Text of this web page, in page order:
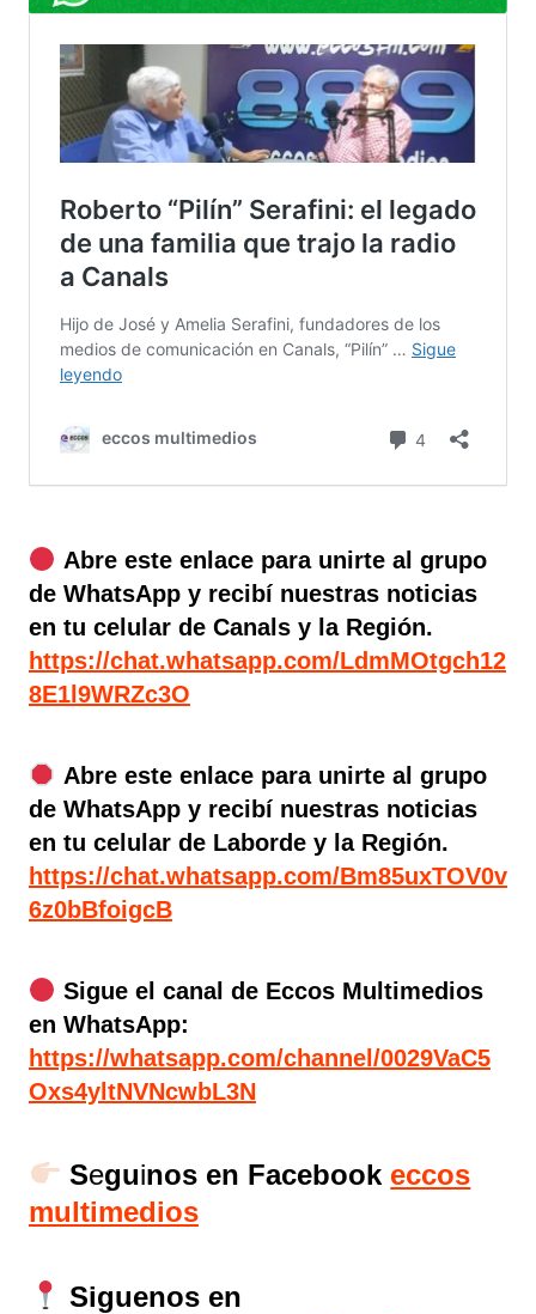
Abre este enlace para unirte al grupo
de WhatsApp y recibí nuestras noticias
en tu celular de Canals y la Región.
https://chat.whatsapp.com/LdmMOtgch12
8E1l9WRZc3O
Abre este enlace para unirte al grupo
de WhatsApp y recibí nuestras noticias
en tu celular de Laborde y la Región.
https://chat.whatsapp.com/Bm85uxTOV0v
6z0bBfoigcB
Sigue el canal de Eccos Multimedios
en WhatsApp:
https://whatsapp.com/channel/0029VaC5
Oxs4yltNVNcwbL3N
Seguinos en Facebook eccos
multimedios
Siguenos en